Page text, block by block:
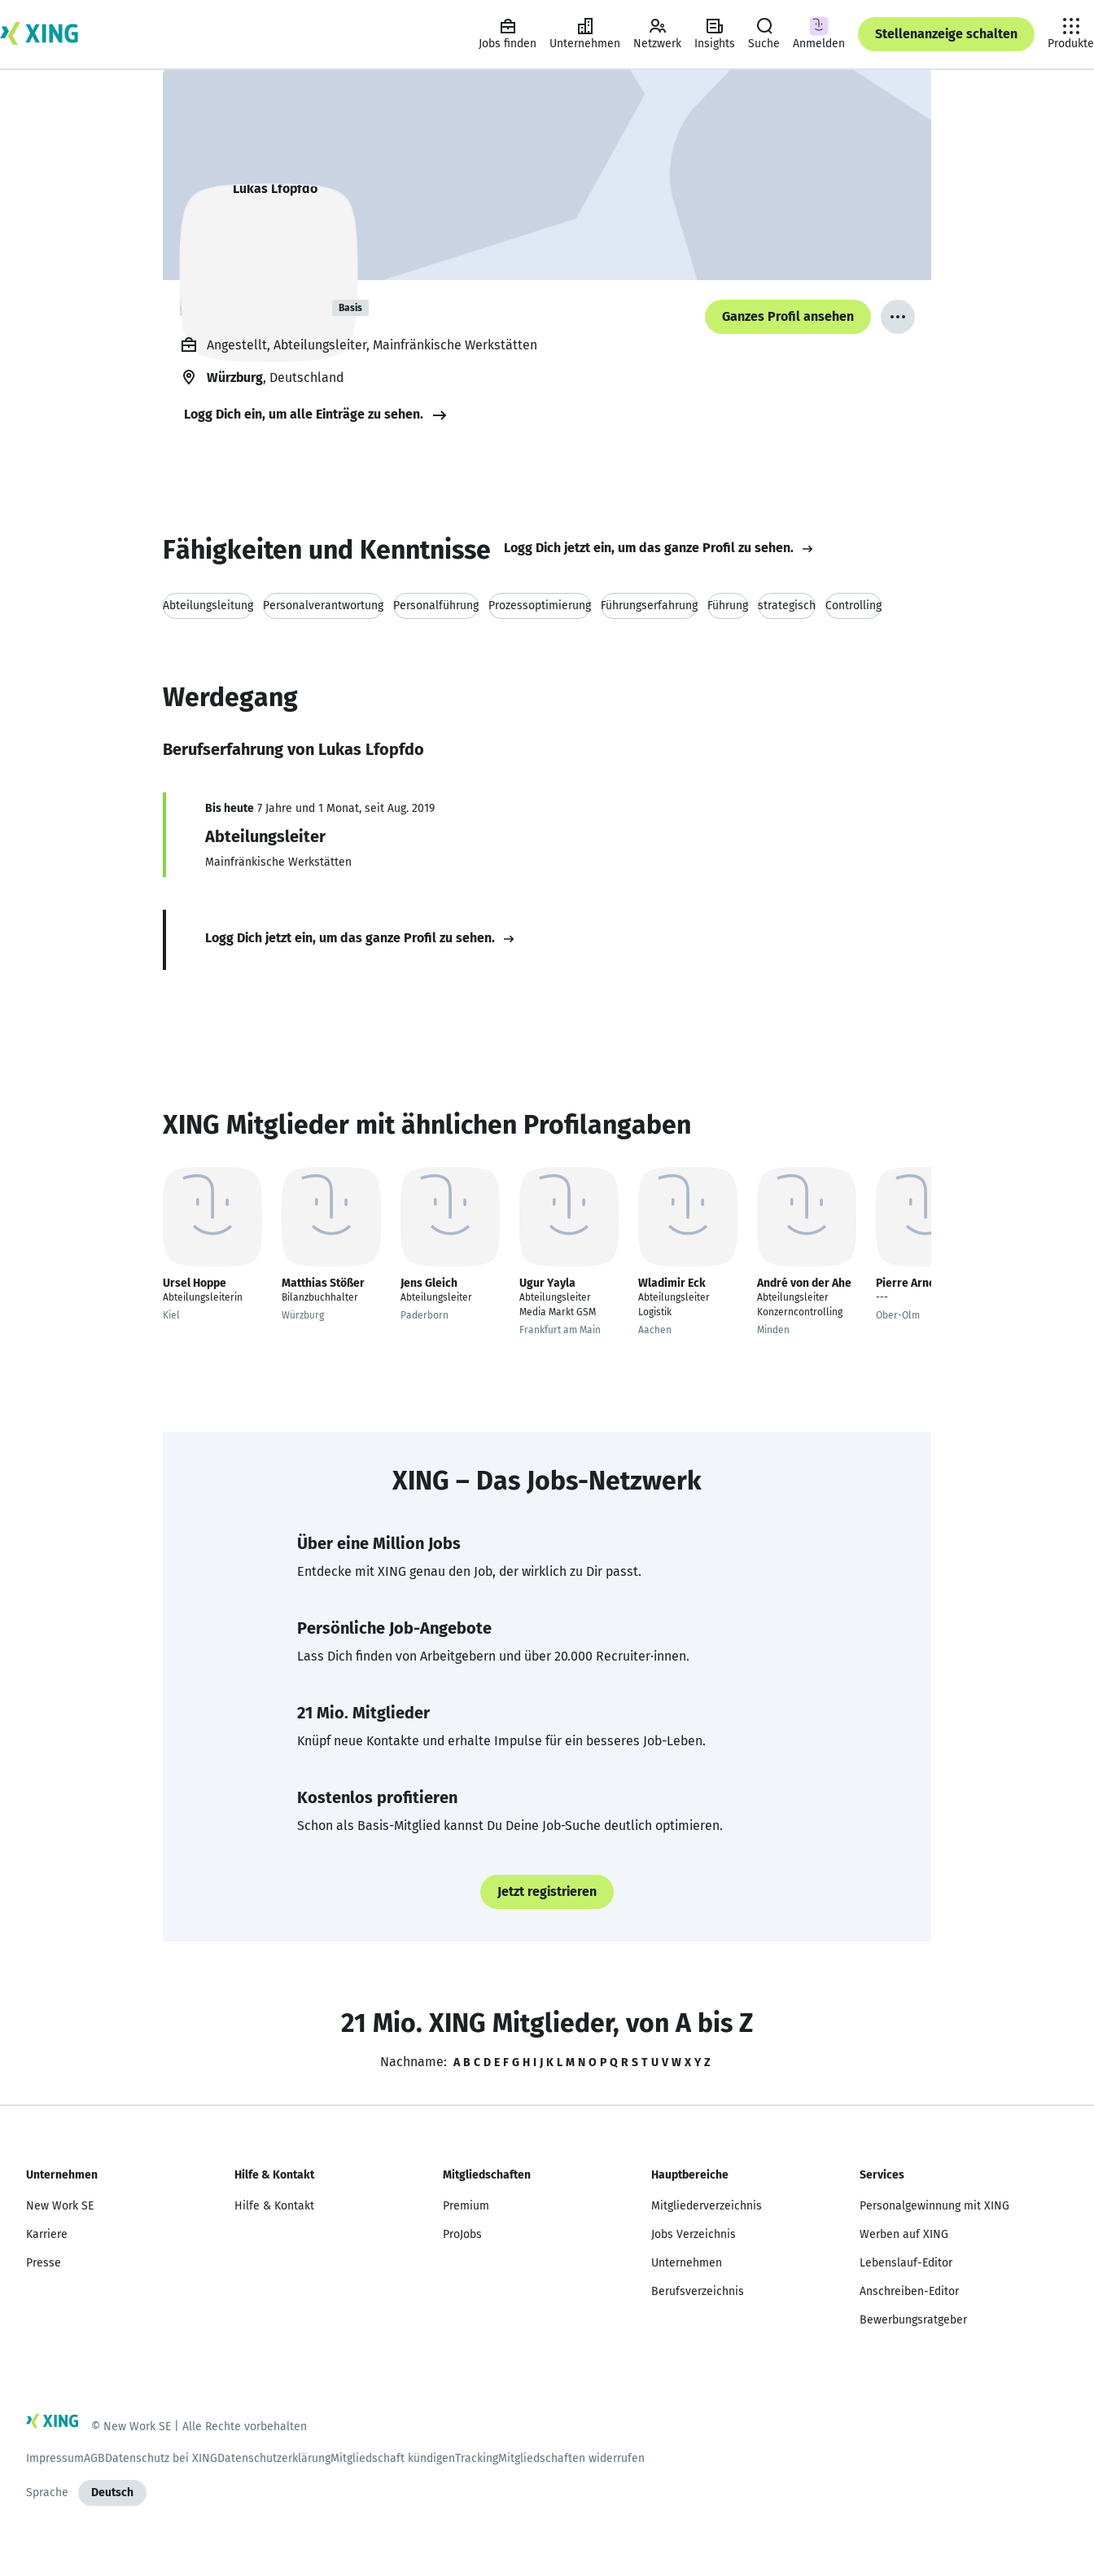
Jobs finden Unternehmen Netzwerk Insights Suche Anmelden
Stellenanzeige schalten
Produkte
Lukas Lfopfdo Basis
Ganzes Profil ansehen
Angestellt, Abteilungsleiter, Mainfränkische Werkstätten
Würzburg, Deutschland
Logg Dich ein, um alle Einträge zu sehen.
Fähigkeiten und Kenntnisse Logg Dich jetzt ein, um das ganze Profil zu sehen.
Abteilungsleitung Personalverantwortung Personalführung Prozessoptimierung Führungserfahrung Führung strategisch Controlling
Werdegang
Berufserfahrung von Lukas Lfopfdo
Bis heute 7 Jahre und 1 Monat, seit Aug. 2019
Abteilungsleiter
Mainfränkische Werkstätten
Logg Dich jetzt ein, um das ganze Profil zu sehen.
XING Mitglieder mit ähnlichen Profilangaben
Ursel Hoppe
Abteilungsleiterin
Kiel
Matthias Stößer
Bilanzbuchhalter
Würzburg
Jens Gleich
Abteilungsleiter
Paderborn
Ugur Yayla
Abteilungsleiter
Media Markt GSM
Frankfurt am Main
Wladimir Eck
Abteilungsleiter
Logistik
Aachen
André von der Ahe
Abteilungsleiter
Konzerncontrolling
Minden
Pierre Arnold
---
Ober-Olm
XING – Das Jobs-Netzwerk
Über eine Million Jobs
Entdecke mit XING genau den Job, der wirklich zu Dir passt.
Persönliche Job-Angebote
Lass Dich finden von Arbeitgebern und über 20.000 Recruiter·innen.
21 Mio. Mitglieder
Knüpf neue Kontakte und erhalte Impulse für ein besseres Job-Leben.
Kostenlos profitieren
Schon als Basis-Mitglied kannst Du Deine Job-Suche deutlich optimieren.
Jetzt registrieren
21 Mio. XING Mitglieder, von A bis Z
Nachname: A B C D E F G H I J K L M N O P Q R S T U V W X Y Z
Unternehmen
New Work SE
Karriere
Presse
Hilfe & Kontakt
Hilfe & Kontakt
Mitgliedschaften
Premium
ProJobs
Hauptbereiche
Mitgliederverzeichnis
Jobs Verzeichnis
Unternehmen
Berufsverzeichnis
Services
Personalgewinnung mit XING
Werben auf XING
Lebenslauf-Editor
Anschreiben-Editor
Bewerbungsratgeber
© New Work SE | Alle Rechte vorbehalten
ImpressumAGBDatenschutz bei XINGDatenschutzerklärungMitgliedschaft kündigenTrackingMitgliedschaften widerrufen
Sprache Deutsch